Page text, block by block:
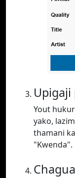
Upigaji
Yout
yako,
thamani
"Kwenda".